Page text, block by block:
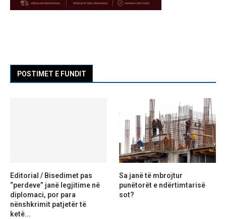
POSTIMET E FUNDIT
Editorial / Bisedimet pas
“perdeve” janë legjitime në
diplomaci, por para
nënshkrimit patjetër të
ketë...
Sa janë të mbrojtur
punëtorët e ndërtimtarisë
sot?